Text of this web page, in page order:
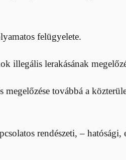
felügyelete.
illegális lerakásának
megelőzése továbbá a
rendészeti, –